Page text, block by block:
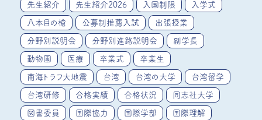
先生紹介 先生紹介2026 入国制限 入学式
八本目の槍 公募制推薦入試 出張授業
分野別説明会 分野別進路説明会 副学長
動物園 医療 卒業式 卒業生
南海トラフ大地震 台湾 台湾の大学 台湾留学
台湾研修 合格実績 合格状況 同志社大学
図書委員 国際協力 国際学部 国際理解